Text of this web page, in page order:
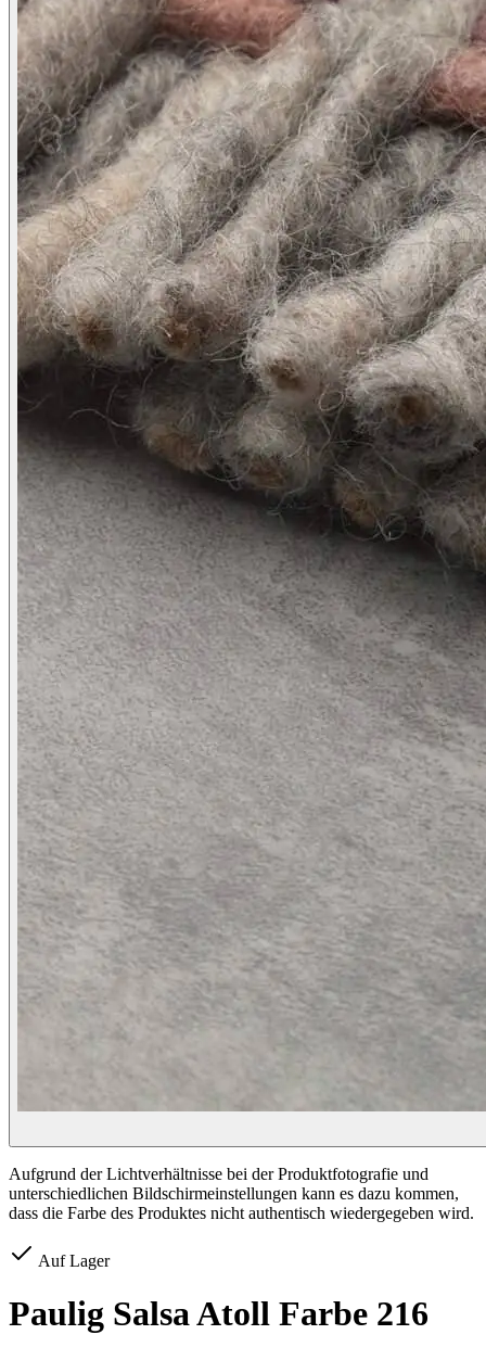
Aufgrund der Lichtverhältnisse bei der Produktfotografie und
unterschiedlichen Bildschirmeinstellungen kann es dazu kommen,
dass die Farbe des Produktes nicht authentisch wiedergegeben wird.
Auf Lager
Paulig Salsa Atoll Farbe 216